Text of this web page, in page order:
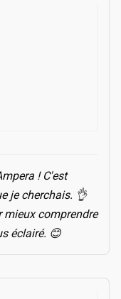
! C'est
je cherchais. 👌
mieux comprendre
éclairé. 😊